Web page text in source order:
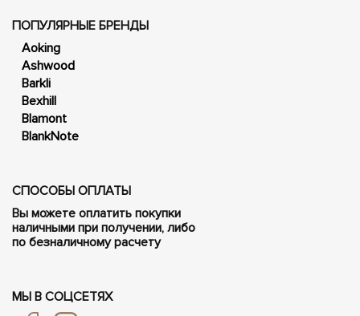
ПОПУЛЯРНЫЕ БРЕНДЫ
Aoking
Ashwood
Barkli
Bexhill
Blamont
BlankNote
СПОСОБЫ ОПЛАТЫ
Вы можете оплатить покупки
наличными при получении, либо
по безналичному расчету
МЫ В СОЦСЕТЯХ